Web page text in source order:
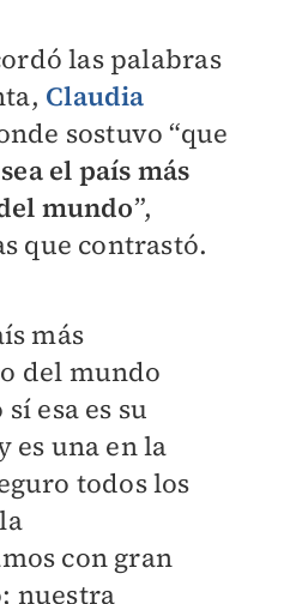
las palabras
Claudia
sostuvo “que
el país más
mundo”,
que contrastó.
más
del mundo
esa es su
es una en la
todos los
con gran
nuestra